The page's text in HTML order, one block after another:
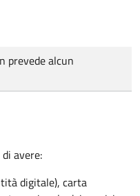
prevede alcun
avere:
digitale), carta